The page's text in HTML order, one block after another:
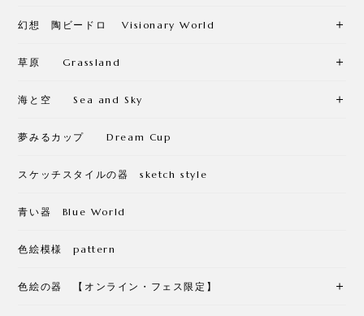
幻想 陶ビードロ Visionary World
草原 Grassland
海と空 Sea and Sky
夢みるカップ Dream Cup
スケッチスタイルの器 sketch style
青い器 Blue World
色絵模様 pattern
色絵の器 【オンライン・フェス限定】